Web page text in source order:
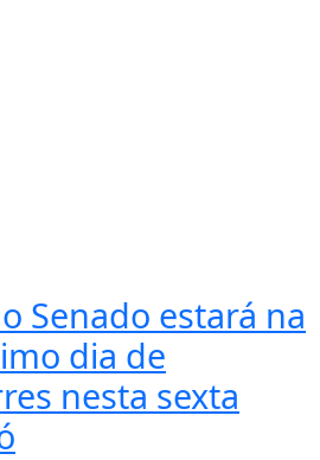
Senado estará na
dia de
nesta sexta